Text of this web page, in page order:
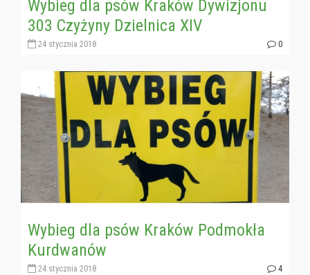
Wybieg dla psów Kraków Dywizjonu
303 Czyżyny Dzielnica XIV
24 stycznia 2018 0
Wybieg dla psów Kraków Podmokła
Kurdwanów
24 stycznia 2018 4